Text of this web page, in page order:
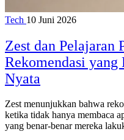
Tech 10 Juni 2026
Zest dan Pelajaran
Rekomendasi
Nyata
Zest menunjukkan bahwa
ketika tidak hanya membaca
yang benar-benar mereka